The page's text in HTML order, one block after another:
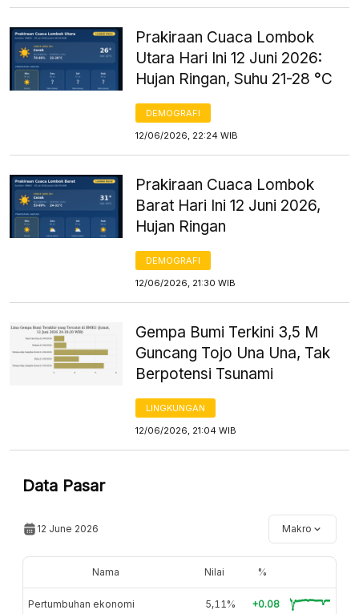
Prakiraan Cuaca Lombok
Utara Hari Ini 12 Juni 2026:
Hujan Ringan, Suhu 21-28 °C
DEMOGRAFI
12/06/2026, 22:24 WIB
Prakiraan Cuaca Lombok
Barat Hari Ini 12 Juni 2026,
Hujan Ringan
DEMOGRAFI
12/06/2026, 21:30 WIB
Gempa Bumi Terkini 3,5 M
Guncang Tojo Una Una, Tak
Berpotensi Tsunami
LINGKUNGAN
12/06/2026, 21:04 WIB
Data Pasar
12 June 2026 Makro
Nama Nilai %
Pertumbuhan ekonomi 5,11% +0.08